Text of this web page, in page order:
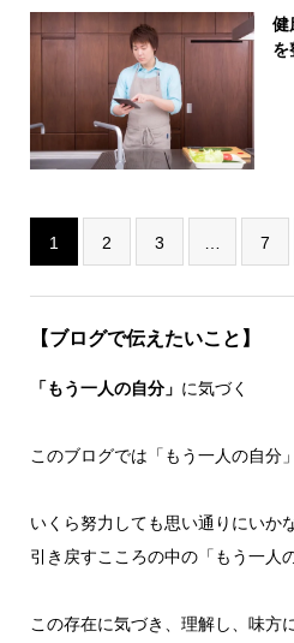
健
を
1 2 3 7
【ブログで伝えたいこと】
「もう一人の自分」 に気づく
このブログでは「もう一人の自分
いくら努力しても思い通りにいか
引き戻すこころの中の「もう一人
この存在に気づき、理解し、味方